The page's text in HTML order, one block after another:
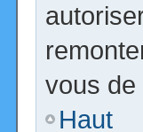
vous de
Haut